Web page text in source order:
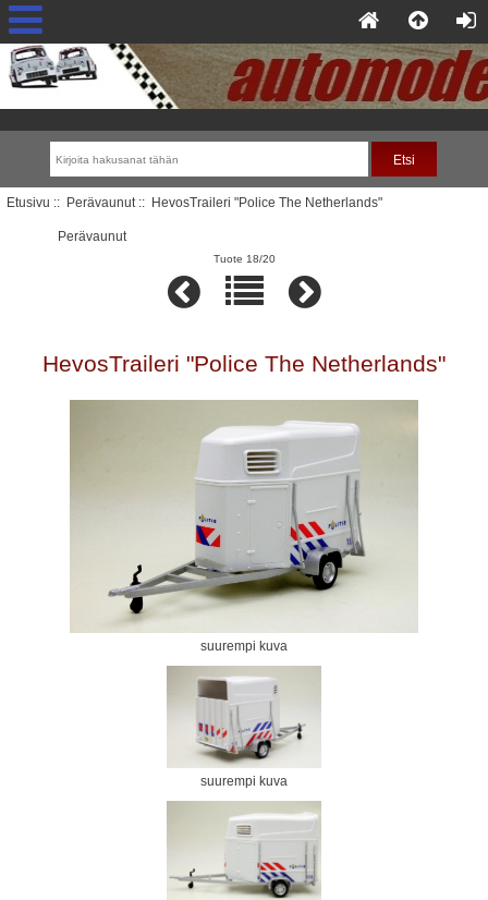
Etusivu :: Perävaunut:: HevosTraileri "Police The Netherlands"
Perävaunut
Tuote 18/20
HevosTraileri "Police The Netherlands"
suurempi kuva
suurempi kuva